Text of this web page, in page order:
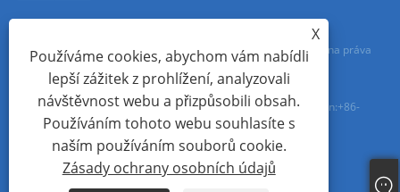
Copyright © 2024 Xiamen Aecoauto Technology Co., Ltd. Všechna práva
vyhrazena.
TECHNICKÁ PODPORA WEBOVÝCH STRÁNEK:SÍŤ TIANYUjack Lin:+86-
Sitemap RSS XML
X
Používáme cookies, abychom vám nabídli
lepší zážitek z prohlížení, analyzovali
návštěvnost webu a přizpůsobili obsah.
Používáním tohoto webu souhlasíte s
naším používáním souborů cookie.
Zásady ochrany osobních údajů